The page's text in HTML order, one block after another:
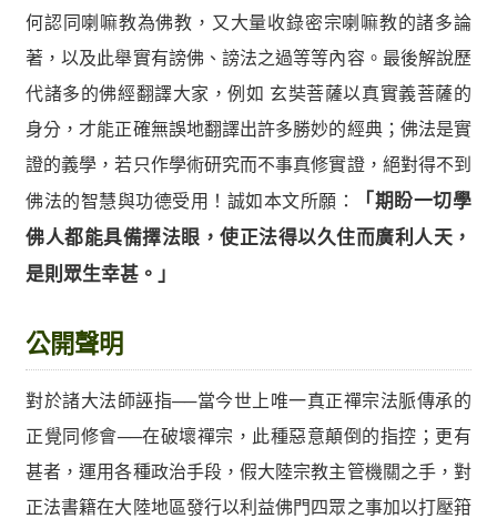
何認同喇嘛教為佛教，又大量收錄密宗喇嘛教的諸多論
著，以及此舉實有謗佛、謗法之過等等內容。最後解說歷
代諸多的佛經翻譯大家，例如 玄奘菩薩以真實義菩薩的
身分，才能正確無誤地翻譯出許多勝妙的經典；佛法是實
證的義學，若只作學術研究而不事真修實證，絕對得不到
佛法的智慧與功德受用！誠如本文所願：
「期盼一切學
佛人都能具備擇法眼，使正法得以久住而廣利人天，
是則眾生幸甚。」
公開聲明
對於諸大法師誣指──當今世上唯一真正禪宗法脈傳承的
正覺同修會──在破壞禪宗，此種惡意顛倒的指控；更有
甚者，運用各種政治手段，假大陸宗教主管機關之手，對
正法書籍在大陸地區發行以利益佛門四眾之事加以打壓箝